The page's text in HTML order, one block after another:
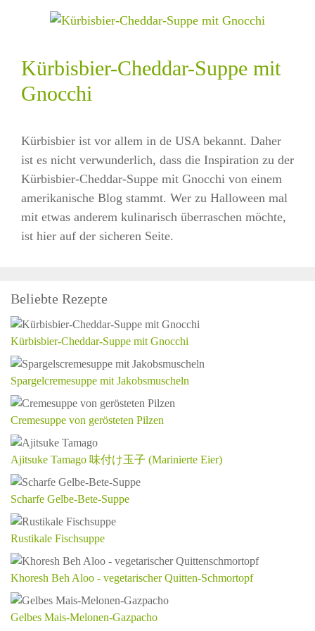
Kürbisbier-Cheddar-Suppe mit
Gnocchi
Kürbisbier ist vor allem in de USA bekannt. Daher
ist es nicht verwunderlich, dass die Inspiration zu der
Kürbisbier-Cheddar-Suppe mit Gnocchi von einem
amerikanische Blog stammt. Wer zu Halloween mal
mit etwas anderem kulinarisch überraschen möchte,
ist hier auf der sicheren Seite.
Beliebte Rezepte
Kürbisbier-Cheddar-Suppe mit Gnocchi
Spargelcremesuppe mit Jakobsmuscheln
Cremesuppe von gerösteten Pilzen
Ajitsuke Tamago 味付け玉子 (Marinierte Eier)
Scharfe Gelbe-Bete-Suppe
Rustikale Fischsuppe
Khoresh Beh Aloo - vegetarischer Quitten-Schmortopf
Gelbes Mais-Melonen-Gazpacho